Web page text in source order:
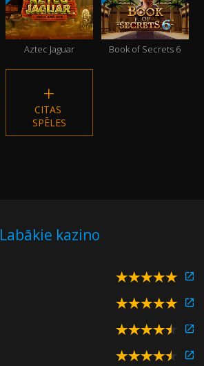
Aztec Jaguar Book of Secrets 6
CITAS
SPĒLES
Labākie kazino